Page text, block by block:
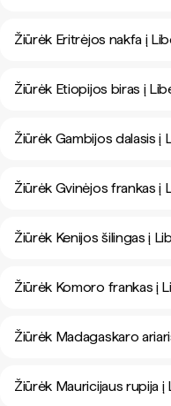
Žiūrėk Eritrėjos nakfa į
Žiūrėk Etiopijos biras į
Žiūrėk Gambijos dalasis į
Žiūrėk Gvinėjos frankas į
Žiūrėk Kenijos šilingas į
Žiūrėk Komoro frankas į
Žiūrėk Madagaskaro
Žiūrėk Mauricijaus rupija